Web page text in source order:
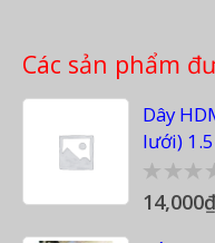
Các sản phẩm
Dây
lưới)
0
out
14,000₫